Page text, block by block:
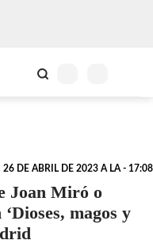
26 DE ABRIL DE 2023 A LA - 17:08
Joan Miró o
magos y